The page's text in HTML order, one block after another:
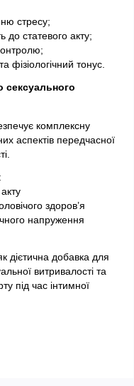
стресу;
до статевого акту;
фізіологічний тонус.
сексуального
комплексну
аспектів передчасної
здоров’я
напруження
дієтична добавка для
витривалості та
під час інтимної